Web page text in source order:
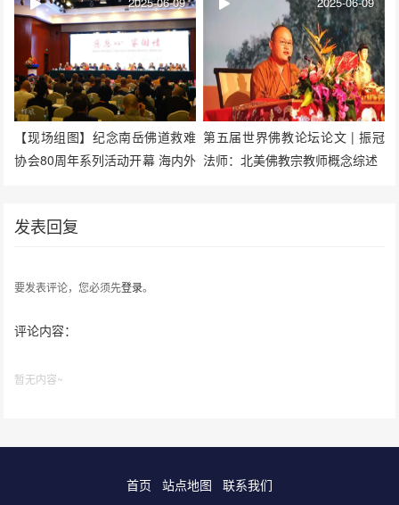
【现场组图】纪念南岳佛道救难
协会80周年系列活动开幕 海内外
第五届世界佛教论坛论文 | 振冠
法师：北美佛教宗教师概念综述
发表回复
要发表评论，您必须先登录。
评论内容：
暂无内容~
首页 站点地图 联系我们